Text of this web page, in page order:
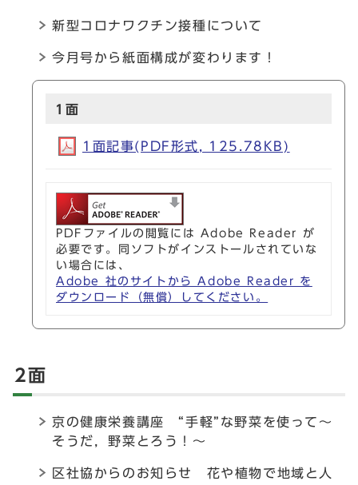
新型コロナワクチン接種について
今月号から紙面構成が変わります！
1面
1面記事(PDF形式, 125.78KB)
PDFファイルの閲覧には Adobe Reader が
必要です。同ソフトがインストールされていな
い場合には、
Adobe 社のサイトから Adobe Reader を
ダウンロード（無償）してください。
2面
京の健康栄養講座 “手軽”な野菜を使って～
そうだ，野菜とろう！～
区社協からのお知らせ 花や植物で地域と人